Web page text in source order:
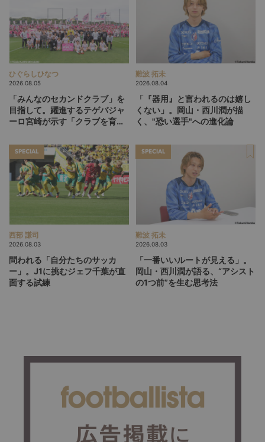
ひぐらしひなつ
2026.08.05
「みんなのセカンドクラブ」を
目指して。躍進するテゲバジャ
ーロ宮崎が示す「クラブを育て
難波 拓未
2026.08.04
「『器用』と言われるのは嬉し
くない」。岡山・西川潤が描
く、"恐い選手"への進化論
SPECIAL
西部 謙司
2026.08.03
問われる「自分たちのサッカ
ー」。J1に挑むジェフ千葉が直
面する試練
SPECIAL
難波 拓未
2026.08.03
「一番いいルートが見える」。
岡山・西川潤が語る、“アシスト
の1つ前”を生む思考法